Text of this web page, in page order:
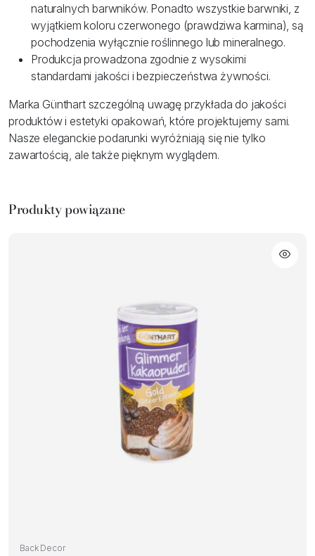
naturalnych barwników. Ponadto wszystkie barwniki, z
wyjątkiem koloru czerwonego (prawdziwa karmina), są
pochodzenia wyłącznie roślinnego lub mineralnego.
Produkcja prowadzona zgodnie z wysokimi
standardami jakości i bezpieczeństwa żywności.
Marka Günthart szczególną uwagę przykłada do jakości
produktów i estetyki opakowań, które projektujemy sami.
Nasze eleganckie podarunki wyróżniają się nie tylko
zawartością, ale także pięknym wyglądem.
Produkty powiązane
Back Decor